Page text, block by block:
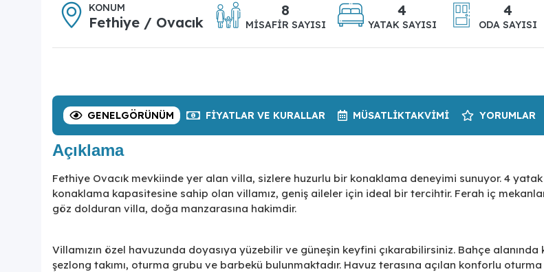
KONUM
Fethiye / Ovacık
8
MISAFIR SAYISI
4
YATAK SAYISI
4
ODA SAYISI
GENELGÖRÜNÜM FIYATLAR VE KURALLAR MÜSATLIKTAKVIMI YORUMLAR
Açıklama
Fethiye Ovacık mevkiinde yer alan villa, sizlere huzurlu bir konaklama deneyimi sunuyor. 4
konaklama kapasitesine sahip olan villamız, geniş aileler için ideal bir tercihtir. Ferah iç
göz dolduran villa, doğa manzarasına hakimdir.
Villamızın özel havuzunda doyasıya yüzebilir ve güneşin keyfini çıkarabilirsiniz. Bahçe
şezlong takımı, oturma grubu ve barbekü bulunmaktadır. Havuz terasına açılan konforlu